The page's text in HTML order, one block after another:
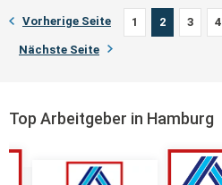
Vorherige Seite 1 2 3 4
Nächste Seite
Top Arbeitgeber in Hamburg